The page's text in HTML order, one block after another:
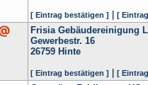
[ Eintrag bestätigen ] [
Frisia Gebäudereinigung
Gewerbestr. 16
26759 Hinte
[ Eintrag bestätigen ] [